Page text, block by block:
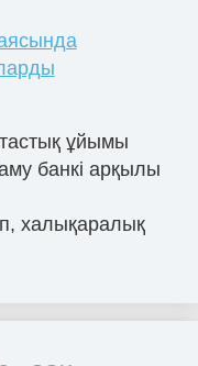
ұйымы
банкі арқылы
халықаралық